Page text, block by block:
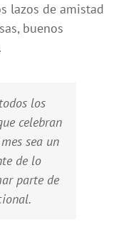
lazos de amistad
buenos
los
celebran
sea un
de lo
parte de